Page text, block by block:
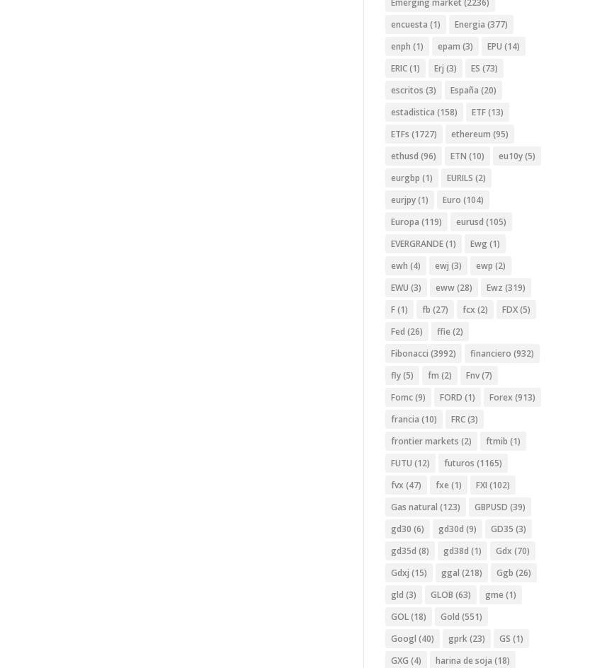
Emerging market (2236)
encuesta (1) Energia (377)
enph (1) epam (3) EPU (14)
ERIC(1) Erj (3) ES (73)
escritos (3) España (20)
estadistica (158) ETF(13)
ETFs (1727) ethereum (95)
ethusd (96) ETN (10) eu10y(5)
eurgbp (1) EURILS (2)
eurjpy(1) Euro (104)
Europa (119) eurusd (105)
EVERGRANDE(1) Ewg (1)
ewh (4) ewj (3) ewp (2)
EWU (3) eww(28) Ewz (319)
F(1) fb (27) fcx (2) FDX(5)
Fed (26) ffie (2)
Fibonacci (3992) financiero (932)
fly(5) fm (2) Fnv(7)
Fomc(9) FORD (1) Forex (913)
francia (10) FRC(3)
frontier markets (2) ftmib (1)
FUTU (12) futuros (1165)
fvx (47) fxe (1) FXI (102)
Gas natural (123) GBPUSD (39)
gd30 (6) gd30d (9) GD35 (3)
gd35d (8) gd38d (1) Gdx (70)
Gdxj (15) ggal (218) Ggb (26)
gld (3) GLOB (63) gme (1)
GOL(18) Gold (551)
Googl (40) gprk(23) GS (1)
GXG (4) harina de soja (18)